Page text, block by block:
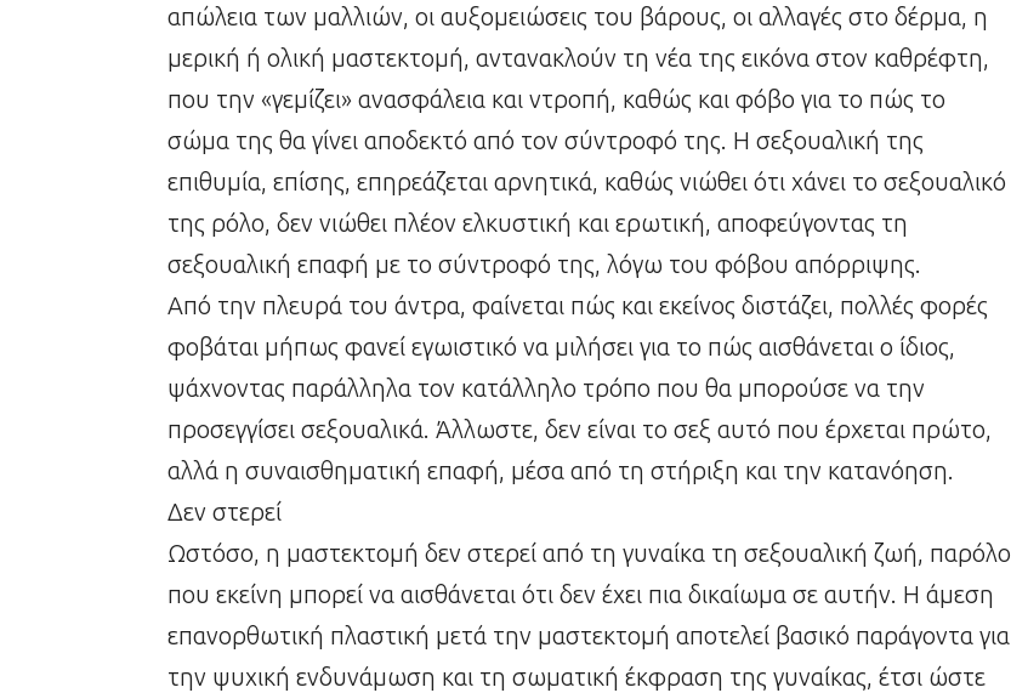
απώλεια των μαλλιών, οι αυξομειώσεις του βάρους, οι αλλαγές στο δέρμα, η
μερική ή ολική μαστεκτομή, αντανακλούν τη νέα της εικόνα στον καθρέφτη,
που την «γεμίζει» ανασφάλεια και ντροπή, καθώς και φόβο για το πώς το
σώμα της θα γίνει αποδεκτό από τον σύντροφό της. Η σεξουαλική της
επιθυμία, επίσης, επηρεάζεται αρνητικά, καθώς νιώθει ότι χάνει το σεξουαλικό
της ρόλο, δεν νιώθει πλέον ελκυστική και ερωτική, αποφεύγοντας τη
σεξουαλική επαφή με το σύντροφό της, λόγω του φόβου απόρριψης.
Από την πλευρά του άντρα, φαίνεται πώς και εκείνος διστάζει, πολλές φορές
φοβάται μήπως φανεί εγωιστικό να μιλήσει για το πώς αισθάνεται ο ίδιος,
ψάχνοντας παράλληλα τον κατάλληλο τρόπο που θα μπορούσε να την
προσεγγίσει σεξουαλικά. Άλλωστε, δεν είναι το σεξ αυτό που έρχεται πρώτο,
αλλά η συναισθηματική επαφή, μέσα από τη στήριξη και την κατανόηση.
Δεν στερεί
Ωστόσο, η μαστεκτομή δεν στερεί από τη γυναίκα τη σεξουαλική ζωή, παρόλο
που εκείνη μπορεί να αισθάνεται ότι δεν έχει πια δικαίωμα σε αυτήν. Η άμεση
επανορθωτική πλαστική μετά την μαστεκτομή αποτελεί βασικό παράγοντα για
την ψυχική ενδυνάμωση και τη σωματική έκφραση της γυναίκας, έτσι ώστε